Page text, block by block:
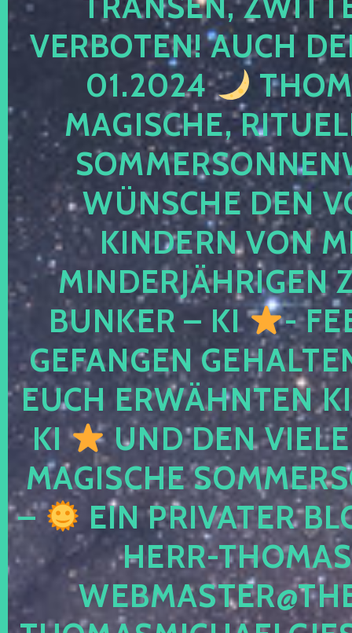
VERBOTEN! AUCH
01.2024
MAGISCHE,
WÜNSCHE DEN
KINDERN VON
MINDERJÄHRIGEN
BUNKER – KI
-
GEFANGEN
EUCH ERWÄHNTEN
KI
UND DEN
MAGISCHE
–
EIN PRIVATER
HERR-